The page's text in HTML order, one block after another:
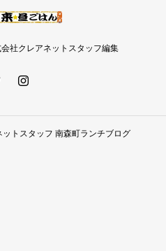
社クレアネットスタッフ編集
トスタッフ 南森町ランチブログ